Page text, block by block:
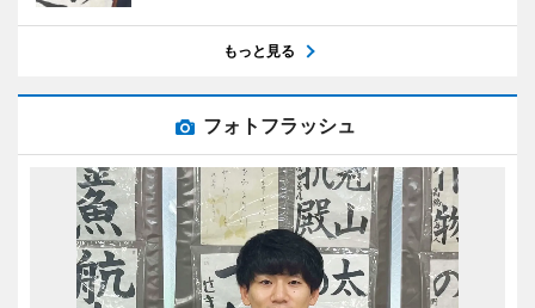
もっと見る
フォトフラッシュ